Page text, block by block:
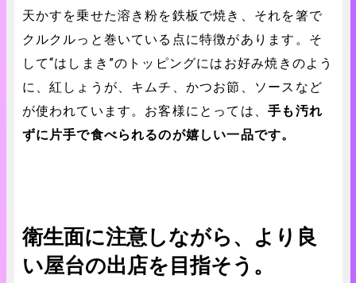
天かすを乗せた溶き粉を鉄板で焼き、それを箸で
クルクルっと巻いている点に特徴があります。そ
して“はしまき”のトッピングにはお好み焼きのよう
に、紅しょうが、キムチ、かつお節、ソースなど
が使われています。お客様にとっては、手も汚れ
ずに片手で食べられるのが嬉しい一品です。
衛生面に注意しながら、より良
い屋台の出店を目指そう。